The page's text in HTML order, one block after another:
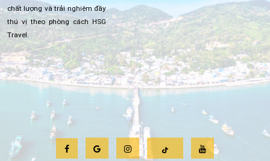
chất lượng và trải nghiệm đầy
thú vị theo phòng cách HSG
Travel.